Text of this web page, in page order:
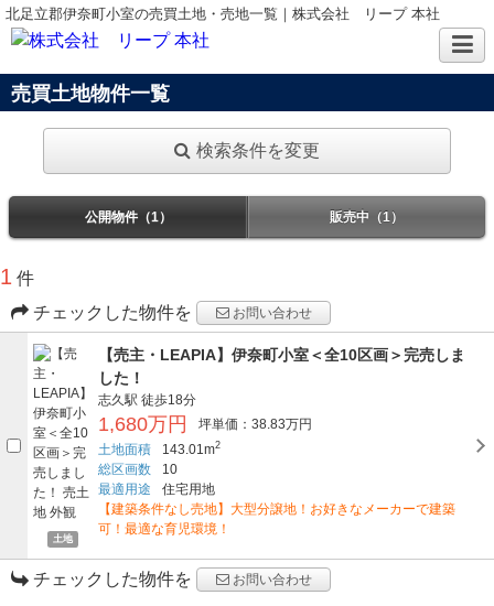
北足立郡伊奈町小室の売買土地・売地一覧｜株式会社 リープ 本社
売買土地物件一覧
検索条件を変更
公開物件（1） 販売中（1）
1 件
チェックした物件を
お問い合わせ
土地
【売主・LEAPIA】伊奈町小室＜全10区画＞完売しま
した！
志久駅 徒歩18分
1,680万円
坪単価：38.83万円
土地面積
143.01m2
総区画数
10
最適用途
住宅用地
【建築条件なし売地】大型分譲地！お好きなメーカーで建築
可！最適な育児環境！
チェックした物件を お問い合わせ